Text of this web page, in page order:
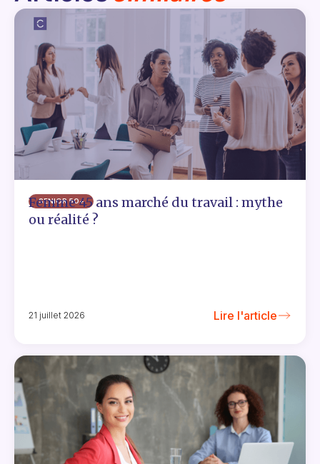
SENIOR 50+
Femme 45 ans marché du travail : mythe
ou réalité ?
21 juillet 2026 Lire l'article